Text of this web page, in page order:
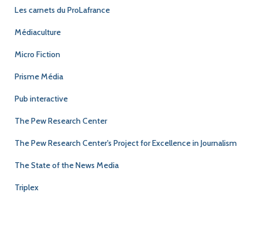
Les carnets du ProLafrance
Médiaculture
Micro Fiction
Prisme Média
Pub interactive
The Pew Research Center
The Pew Research Center's Project for Excellence in Journalism
The State of the News Media
Triplex